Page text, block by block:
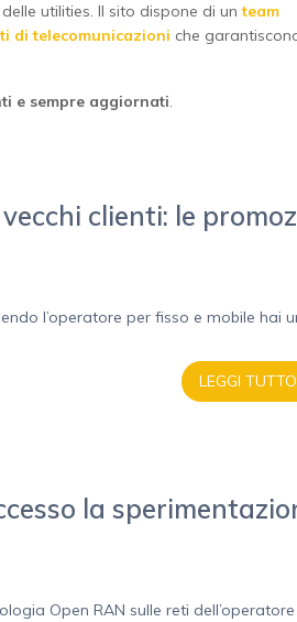
utilities. Il sito dispone di unteam
di telecomunicazioni che
e sempre aggiornati.
clienti: le
l’operatore per fisso e mobile hai
LEGGI TUTTO
la
Open RAN sulle reti